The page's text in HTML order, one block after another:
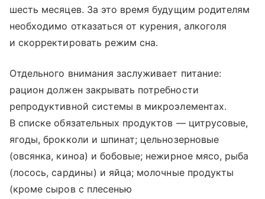
шесть месяцев. За это время будущим родителям
необходимо отказаться от курения, алкоголя
и скорректировать режим сна.
Отдельного внимания заслуживает питание:
рацион должен закрывать потребности
репродуктивной системы в микроэлементах.
В списке обязательных продуктов — цитрусовые,
ягоды, брокколи и шпинат; цельнозерновые
(овсянка, киноа) и бобовые; нежирное мясо, рыба
(лосось, сардины) и яйца; молочные продукты
(кроме сыров с плесенью